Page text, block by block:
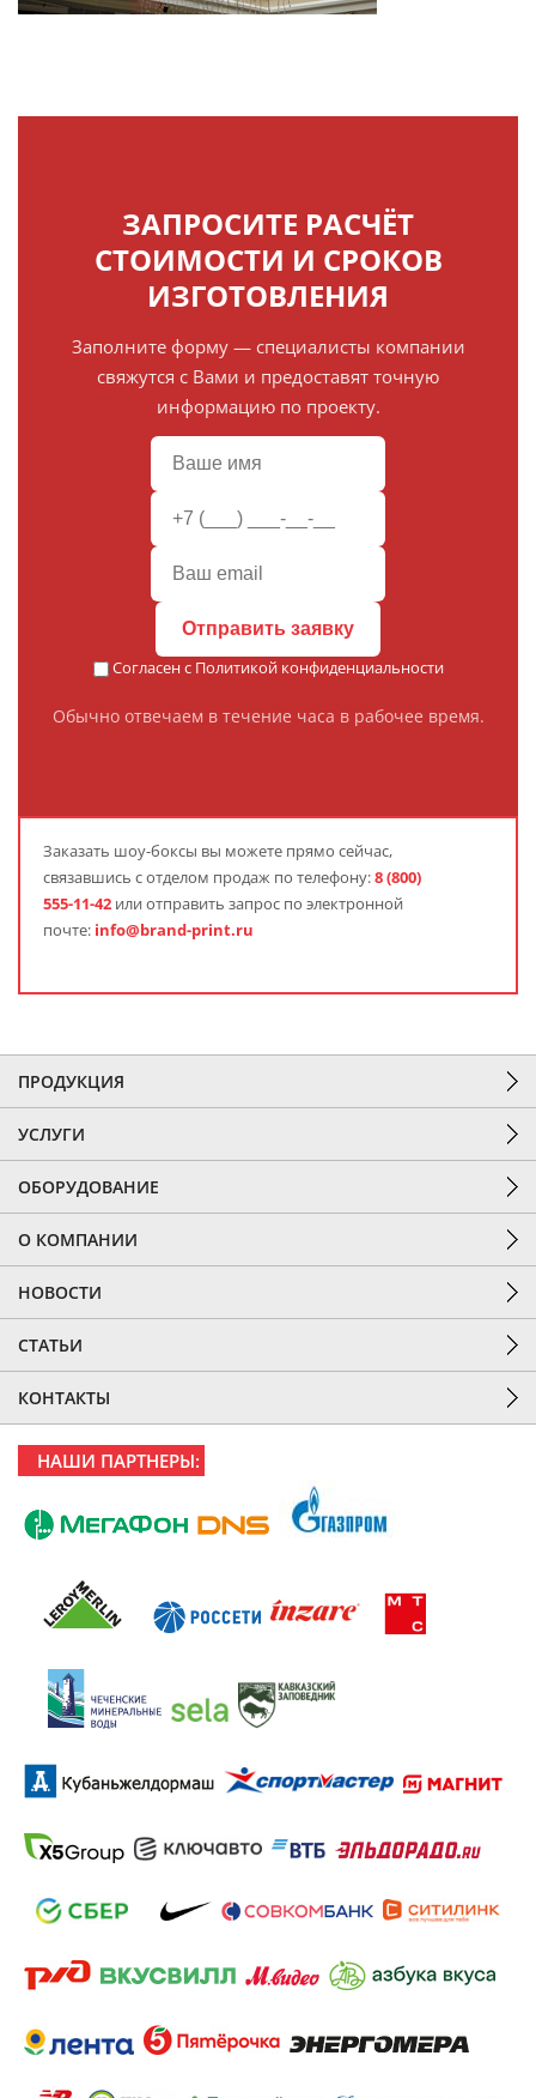
ЗАПРОСИТЕ РАСЧЁТ
СТОИМОСТИ И СРОКОВ
ИЗГОТОВЛЕНИЯ
Заполните форму — специалисты компании
свяжутся с Вами и предоставят точную
информацию по проекту.
Отправить заявку
Согласен с Политикой конфиденциальности
Обычно отвечаем в течение часа в рабочее время.
Заказать шоу-боксы вы можете прямо сейчас,
связавшись с отделом продаж по телефону:8 (800)
555-11-42 или отправить запрос по электронной
почте: info@brand-print.ru
ПРОДУКЦИЯ
УСЛУГИ
ОБОРУДОВАНИЕ
О КОМПАНИИ
НОВОСТИ
СТАТЬИ
КОНТАКТЫ
НАШИ ПАРТНЕРЫ: